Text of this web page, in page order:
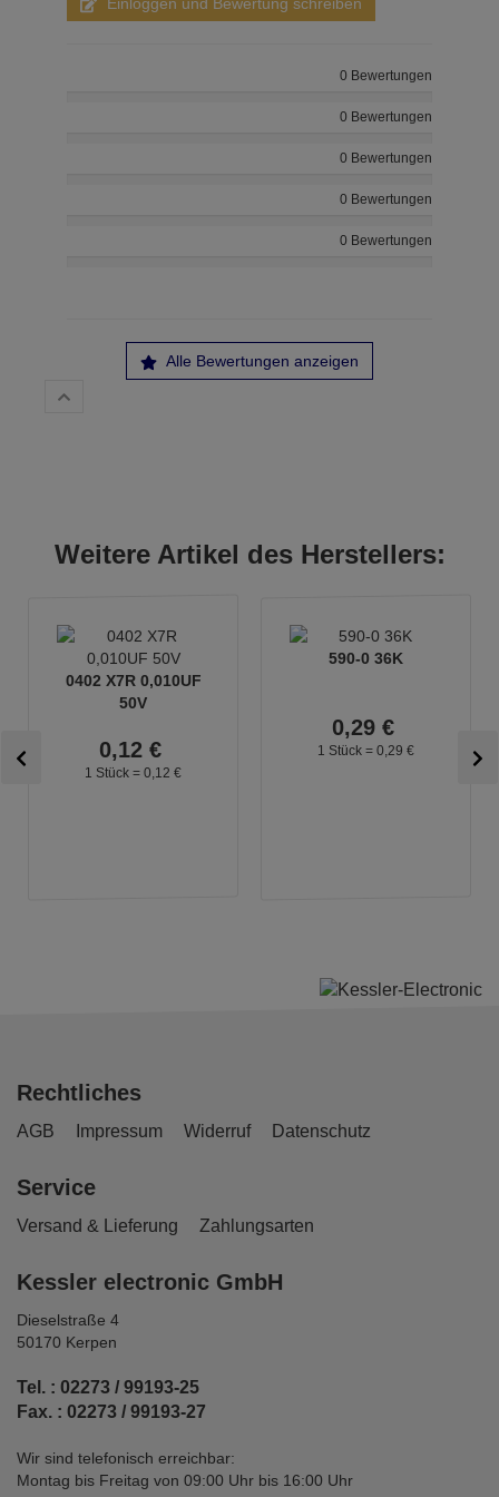
0 Bewertungen
0 Bewertungen
0 Bewertungen
0 Bewertungen
0 Bewertungen
Alle Bewertungen anzeigen
Weitere Artikel des Herstellers:
0402 X7R 0,010UF
50V
0,12 €
1 Stück = 0, 12 €
590-0 36K
0,29 €
1 Stück = 0, 29 €
Rechtliches
AGB Impressum Widerruf Datenschutz
Service
Versand & Lieferung Zahlungsarten
Kessler electronic GmbH
Dieselstraße 4
50170 Kerpen
Tel. : 02273 / 99193-25
Fax. : 02273 / 99193-27
Wir sind telefonisch erreichbar:
Montag bis Freitag von 09:00 Uhr bis 16:00 Uhr